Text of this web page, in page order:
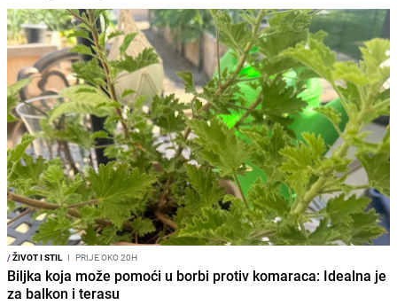
/ŽIVOT I STIL I PRIJE OKO 20H
Biljka koja može pomoći u borbi protiv komaraca: Idealna je
za balkon i terasu